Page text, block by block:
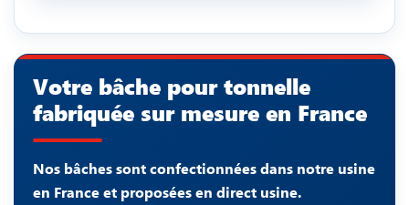
Votre bâche pour tonnelle
fabriquée sur mesure en France
Nos bâches sont confectionnées dans notre usine
en France et proposées en direct usine.